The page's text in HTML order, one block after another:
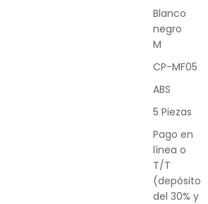
Blanco
negro
M
CP-MF05
ABS
5 Piezas
Pago en
línea o
T/T
(depósito
del 30% y